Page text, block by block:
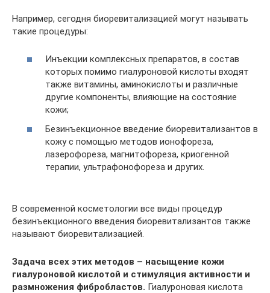
Например, сегодня биоревитализацией могут называть
такие процедуры:
Инъекции комплексных препаратов, в состав
которых помимо гиалуроновой кислоты входят
также витамины, аминокислоты и различные
другие компоненты, влияющие на состояние
кожи;
Безинъекционное введение биоревитализантов в
кожу с помощью методов ионофореза,
лазерофореза, магнитофореза, криогенной
терапии, ультрафонофореза и других.
В современной косметологии все виды процедур
безинъекционного введения биоревитализантов также
называют биоревитализацией.
Задача всех этих методов – насыщение кожи
гиалуроновой кислотой и стимуляция активности и
размножения фибробластов. Гиалуроновая кислота